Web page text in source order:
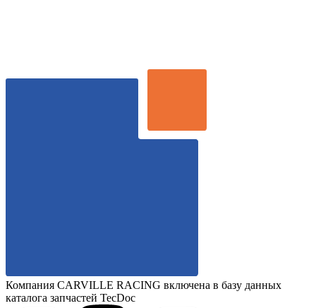
Компания CARVILLE RACING включена в базу данных
каталога запчастей TecDoc